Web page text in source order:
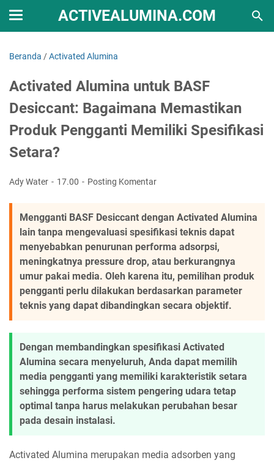
ACTIVEALUMINA.COM
Beranda /Activated Alumina
Activated Alumina untuk BASF
Desiccant: Bagaimana Memastikan
Produk Pengganti Memiliki Spesifikasi
Setara?
Ady Water 17.00 Posting Komentar
Mengganti BASF Desiccant dengan Activated Alumina
lain tanpa mengevaluasi spesifikasi teknis dapat
menyebabkan penurunan performa adsorpsi,
meningkatnya pressure drop, atau berkurangnya
umur pakai media. Oleh karena itu, pemilihan produk
pengganti perlu dilakukan berdasarkan parameter
teknis yang dapat dibandingkan secara objektif.
Dengan membandingkan spesifikasi Activated
Alumina secara menyeluruh, Anda dapat memilih
media pengganti yang memiliki karakteristik setara
sehingga performa sistem pengering udara tetap
optimal tanpa harus melakukan perubahan besar
pada desain instalasi.
Activated Alumina merupakan media adsorben yang